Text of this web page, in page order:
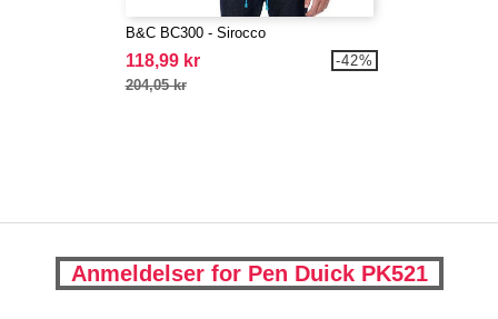
B&C BC300 - Sirocco
118,99 kr
204,05 kr
-42%
Anmeldelser for Pen Duick PK521